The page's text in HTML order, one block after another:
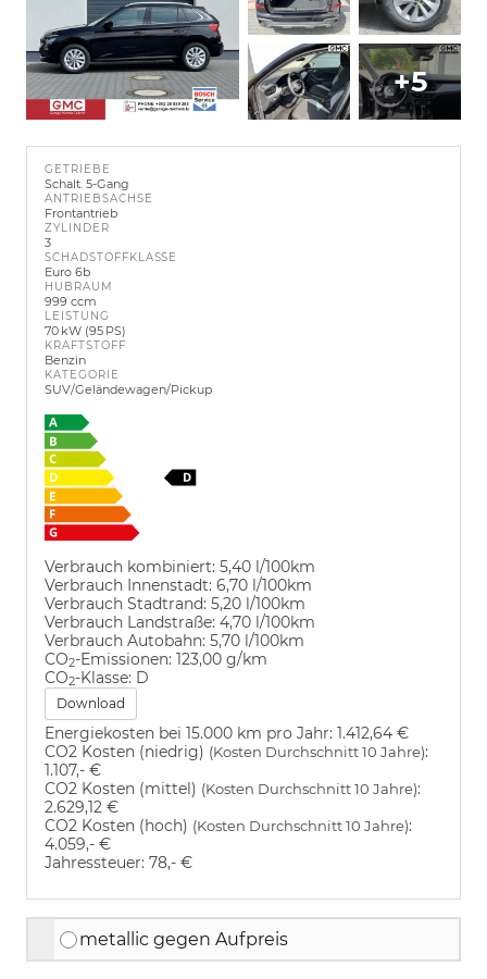
+5
GETRIEBE
Schalt. 5-Gang
ANTRIEBSACHSE
Frontantrieb
ZYLINDER
3
SCHADSTOFFKLASSE
Euro 6b
HUBRAUM
999 ccm
LEISTUNG
70 kW (95 PS)
KRAFTSTOFF
Benzin
KATEGORIE
SUV/Geländewagen/Pickup
Verbrauch kombiniert: 5,40 l/100km
Verbrauch Innenstadt: 6,70 l/100km
Verbrauch Stadtrand: 5,20 l/100km
Verbrauch Landstraße: 4,70 l/100km
Verbrauch Autobahn: 5,70 l/100km
CO2-Emissionen: 123,00 g/km
CO2-Klasse: D
Download
Energiekosten bei 15.000 km pro Jahr: 1.412,64 €
CO2 Kosten (niedrig) (Kosten Durchschnitt 10 Jahre):
1.107,- €
CO2 Kosten (mittel) (Kosten Durchschnitt 10 Jahre):
2.629,12 €
CO2 Kosten (hoch) (Kosten Durchschnitt 10 Jahre):
4.059,- €
Jahressteuer: 78,- €
metallic gegen Aufpreis